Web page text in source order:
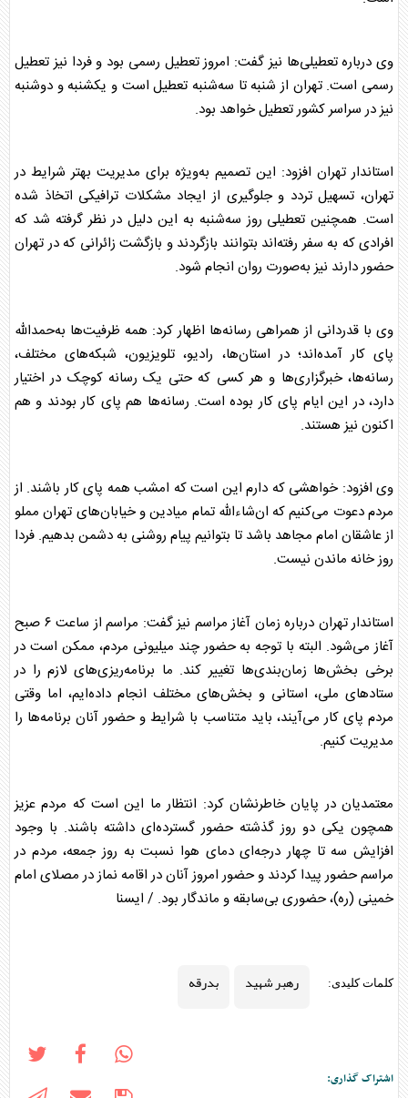
وی درباره تعطیلی‌ها نیز گفت: امروز تعطیل رسمی بود و فردا نیز تعطیل
رسمی است. تهران از شنبه تا سه‌شنبه تعطیل است و یکشنبه و دوشنبه
نیز در سراسر کشور تعطیل خواهد بود.
استاندار تهران افزود: این تصمیم به‌ویژه برای مدیریت بهتر شرایط در
تهران، تسهیل تردد و جلوگیری از ایجاد مشکلات ترافیکی اتخاذ شده
است. همچنین تعطیلی روز سه‌شنبه به این دلیل در نظر گرفته شد که
افرادی که به سفر رفته‌اند بتوانند بازگردند و بازگشت زائرانی که در تهران
حضور دارند نیز به‌صورت روان انجام شود.
وی با قدردانی از همراهی رسانه‌ها اظهار کرد: همه ظرفیت‌ها به‌حمدالله
پای کار آمده‌اند؛ در استان‌ها، رادیو، تلویزیون، شبکه‌های مختلف،
رسانه‌ها، خبرگزاری‌ها و هر کسی که حتی یک رسانه کوچک در اختیار
دارد، در این ایام پای کار بوده است. رسانه‌ها هم پای کار بودند و هم
اکنون نیز هستند.
وی افزود: خواهشی که دارم این است که امشب همه پای کار باشند. از
مردم دعوت می‌کنیم که ان‌شاءالله تمام میادین و خیابان‌های تهران مملو
از عاشقان امام مجاهد باشد تا بتوانیم پیام روشنی به دشمن بدهیم. فردا
روز خانه ماندن نیست.
استاندار تهران درباره زمان آغاز مراسم نیز گفت: مراسم از ساعت ۶ صبح
آغاز می‌شود. البته با توجه به حضور چند میلیونی مردم، ممکن است در
برخی بخش‌ها زمان‌بندی‌ها تغییر کند. ما برنامه‌ریزی‌های لازم را در
ستاد‌های ملی، استانی و بخش‌های مختلف انجام داده‌ایم، اما وقتی
مردم پای کار می‌آیند، باید متناسب با شرایط و حضور آنان برنامه‌ها را
مدیریت کنیم.
معتمدیان در پایان خاطرنشان کرد: انتظار ما این است که مردم عزیز
همچون یکی دو روز گذشته حضور گسترده‌ای داشته باشند. با وجود
افزایش سه تا چهار درجه‌ای دمای هوا نسبت به روز جمعه، مردم در
مراسم حضور پیدا کردند و حضور امروز آنان در اقامه نماز در مصلای امام
خمینی (ره)، حضوری بی‌سابقه و ماندگار بود. / ایسنا
کلمات کلیدی: رهبر شهید بدرقه
اشتراک گذاری: